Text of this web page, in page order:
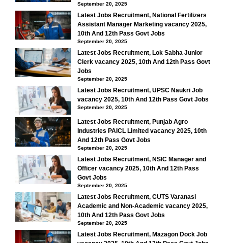
September 20, 2025
Latest Jobs Recruitment, National Fertilizers
Assistant Manager Marketing vacancy 2025,
10th And 12th Pass Govt Jobs
September 20, 2025
Latest Jobs Recruitment, Lok Sabha Junior
Clerk vacancy 2025, 10th And 12th Pass Govt
Jobs
September 20, 2025
Latest Jobs Recruitment, UPSC Naukri Job
vacancy 2025, 10th And 12th Pass Govt Jobs
September 20, 2025
Latest Jobs Recruitment, Punjab Agro
Industries PAICL Limited vacancy 2025, 10th
And 12th Pass Govt Jobs
September 20, 2025
Latest Jobs Recruitment, NSIC Manager and
Officer vacancy 2025, 10th And 12th Pass
Govt Jobs
September 20, 2025
Latest Jobs Recruitment, CUTS Varanasi
Academic and Non-Academic vacancy 2025,
10th And 12th Pass Govt Jobs
September 20, 2025
Latest Jobs Recruitment, Mazagon Dock Job